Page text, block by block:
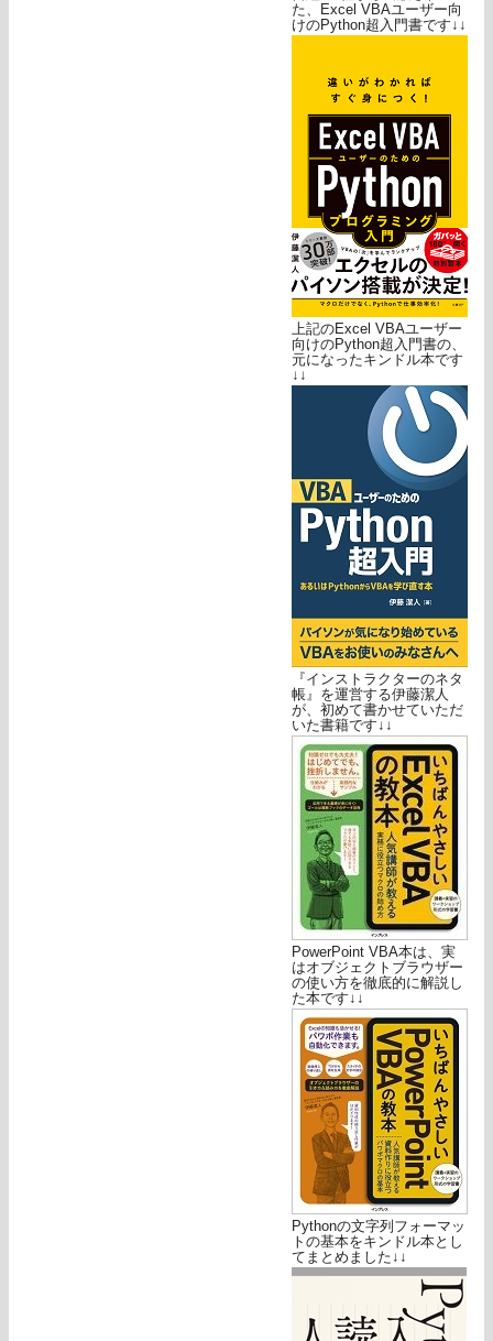
た、Excel VBAユーザー向
けのPython超入門書です↓↓
上記のExcel VBAユーザー
向けのPython超入門書の、
元になったキンドル本です
↓↓
『インストラクターのネタ
帳』を運営する伊藤潔人
が、初めて書かせていただ
いた書籍です↓↓
PowerPoint VBA本は、実
はオブジェクトブラウザー
の使い方を徹底的に解説し
た本です↓↓
Pythonの文字列フォーマッ
トの基本をキンドル本とし
てまとめました↓↓